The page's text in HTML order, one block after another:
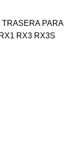
PARA
RX3 RX3S